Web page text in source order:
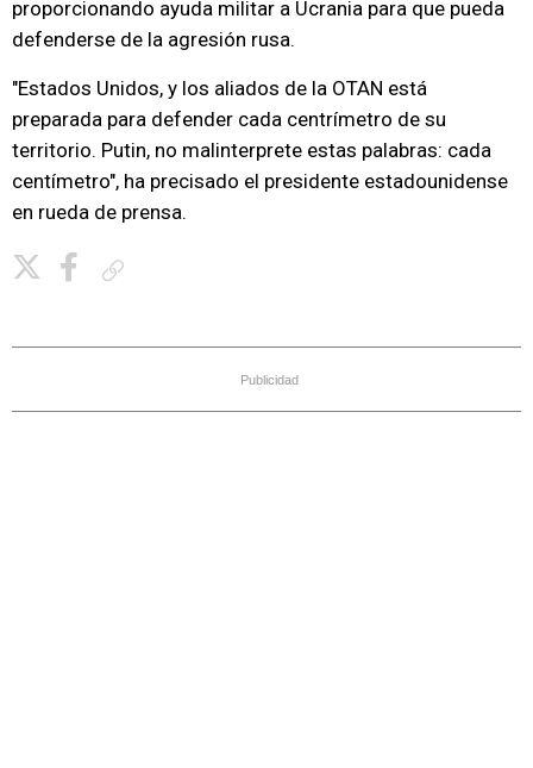
proporcionando ayuda militar a Ucrania para que pueda
defenderse de la agresión rusa.
"Estados Unidos, y los aliados de la OTAN está
preparada para defender cada centrímetro de su
territorio. Putin, no malinterprete estas palabras: cada
centímetro", ha precisado el presidente estadounidense
en rueda de prensa.
Publicidad